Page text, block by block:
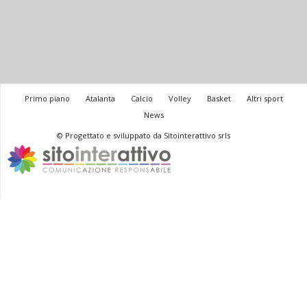
Primo piano Atalanta Calcio Volley Basket
Altri sport
News
© Progettato e sviluppato da Sitointerattivo srls